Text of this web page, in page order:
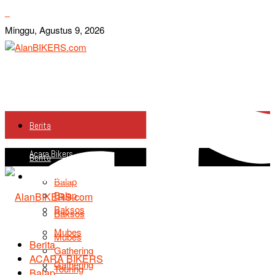
Minggu, Agustus 9, 2026
Berita
Acara Bikers
Balap
Baksos
Mubes
Gathering
Berita
Acara Bikers
Balap
Baksos
Mubes
Gathering
Touring
Berita
ACARA BIKERS